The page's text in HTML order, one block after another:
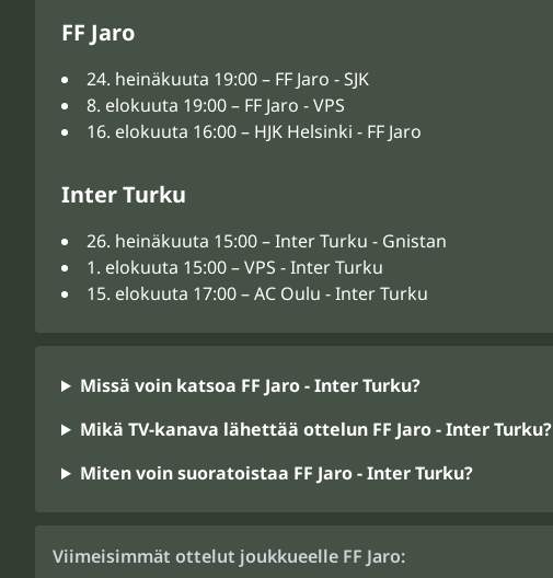
FF Jaro
24. heinäkuuta 19:00 – FF Jaro - SJK
8. elokuuta 19:00 – FF Jaro - VPS
16. elokuuta 16:00 – HJK Helsinki - FF Jaro
Inter Turku
26. heinäkuuta 15:00 – Inter Turku - Gnistan
1. elokuuta 15:00 – VPS - Inter Turku
15. elokuuta 17:00 – AC Oulu - Inter Turku
Missä voin katsoa FF Jaro - Inter Turku?
Mikä TV-kanava lähettää ottelun FF Jaro - Inter Turku?
Miten voin suoratoistaa FF Jaro - Inter Turku?
Viimeisimmät ottelut joukkueelle FF Jaro: